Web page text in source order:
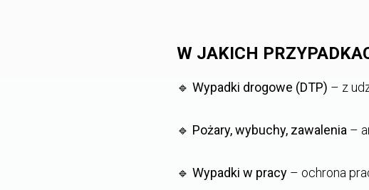
W JAKICH
🔹 Wypadki drogowe (DTP) – z
🔹 Pożary, wybuchy, zawalenia –
🔹 Wypadki w pracy – ochrona